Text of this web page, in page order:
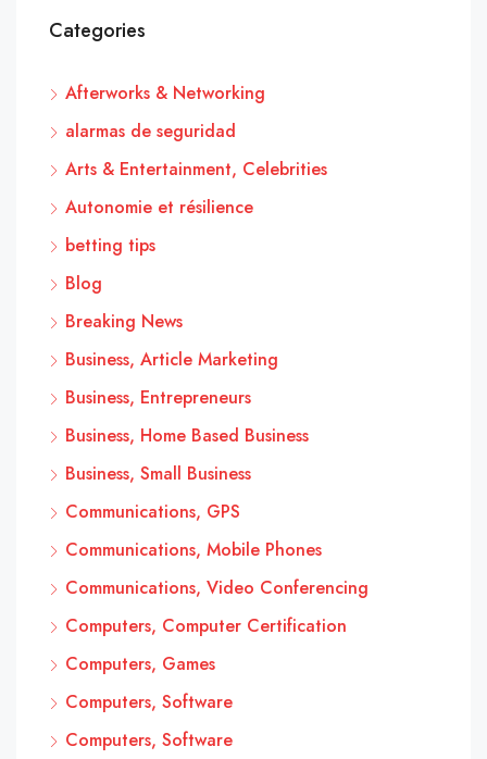
Categories
Afterworks & Networking
alarmas de seguridad
Arts & Entertainment, Celebrities
Autonomie et résilience
betting tips
Blog
Breaking News
Business, Article Marketing
Business, Entrepreneurs
Business, Home Based Business
Business, Small Business
Communications, GPS
Communications, Mobile Phones
Communications, Video Conferencing
Computers, Computer Certification
Computers, Games
Computers, Software
Computers, Software